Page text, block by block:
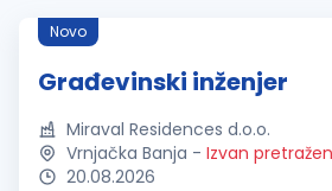
Novo
Građevinski inženjer
Miraval Residences d.o.o.
Vrnjačka Banja - Izvan
20.08.2026